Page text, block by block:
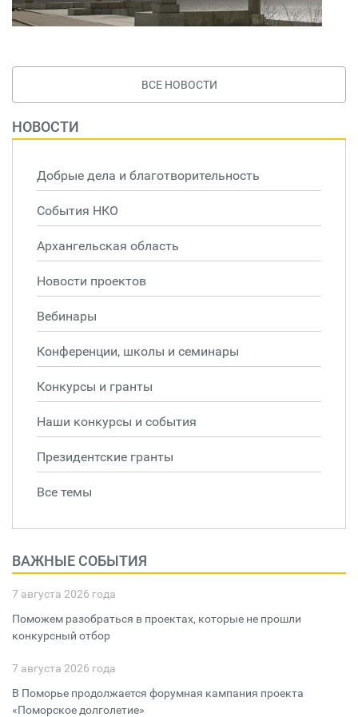
ВСЕ НОВОСТИ
НОВОСТИ
Добрые дела и благотворительность
События НКО
Архангельская область
Новости проектов
Вебинары
Конференции, школы и семинары
Конкурсы и гранты
Наши конкурсы и события
Президентские гранты
Все темы
ВАЖНЫЕ СОБЫТИЯ
7 августа 2026 года
Поможем разобраться в проектах, которые не прошли
конкурсный отбор
7 августа 2026 года
В Поморье продолжается форумная кампания проекта
«Поморское долголетие»